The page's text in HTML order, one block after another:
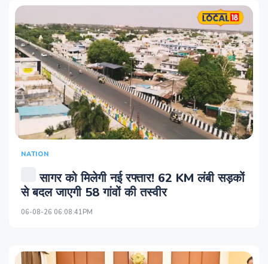
NATION
सागर को मिलेगी नई रफ्तार! 62 KM लंबी सड़कों
से बदल जाएगी 58 गांवों की तस्वीर
06-08-26 06:08:41PM